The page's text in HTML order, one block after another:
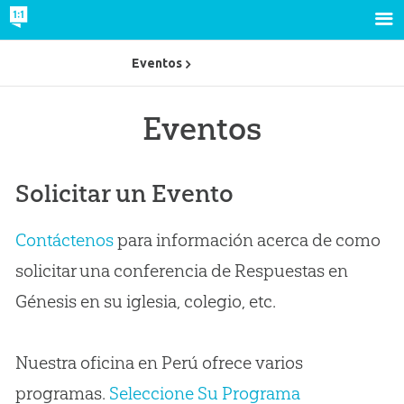
Eventos
Solicitar un Evento
Contáctenospara información acerca de como
solicitar una conferencia de Respuestas en
Génesis en su iglesia, colegio, etc.
Nuestra oficina en Perú ofrece varios
programas. Seleccione Su Programa
Eventos